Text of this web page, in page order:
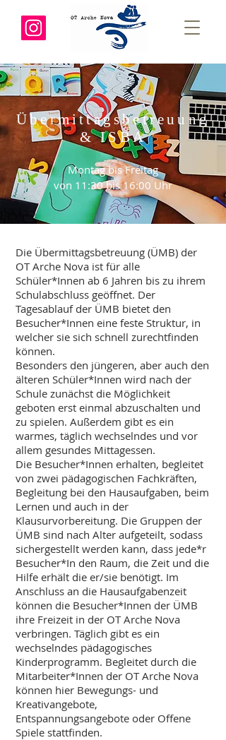
Übermittagsbetreuung
& ISBA
Montag bis Freitag
von 11:30 bis 16:00 Uhr
Die Übermittagsbetreuung (ÜMB) der
OT Arche Nova ist für alle
Schüler*Innen ab 6 Jahren bis zu ihrem
Schulabschluss geöffnet. Der
Tagesablauf der ÜMB bietet den
Besucher*Innen eine feste Struktur, in
welcher sie sich schnell zurechtfinden
können.
Besonders den jüngeren, aber auch den
älteren Schüler*Innen wird nach der
Schule zunächst die Möglichkeit
geboten erst einmal abzuschalten und
zu spielen. Außerdem gibt es ein
warmes, täglich wechselndes und vor
allem gesundes Mittagessen.
Die Besucher*Innen erhalten, begleitet
von zwei pädagogischen Fachkräften,
Begleitung bei den Hausaufgaben, beim
Lernen und auch in der
Klausurvorbereitung. Die Gruppen der
ÜMB sind nach Alter aufgeteilt, sodass
sichergestellt werden kann, dass jede*r
Besucher*In den Raum, die Zeit und die
Hilfe erhält die er/sie benötigt. Im
Anschluss an die Hausaufgabenzeit
können die Besucher*Innen der ÜMB
ihre Freizeit in der OT Arche Nova
verbringen. Täglich gibt es ein
wechselndes pädagogisches
Kinderprogramm. Begleitet durch die
Mitarbeiter*Innen der OT Arche Nova
können hier Bewegungs- und
Kreativangebote,
Entspannungsangebote oder Offene
Spiele stattfinden.